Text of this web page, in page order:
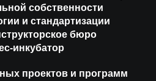
собственности
и стандартизации
бюро
инкубатор
проектов и программ